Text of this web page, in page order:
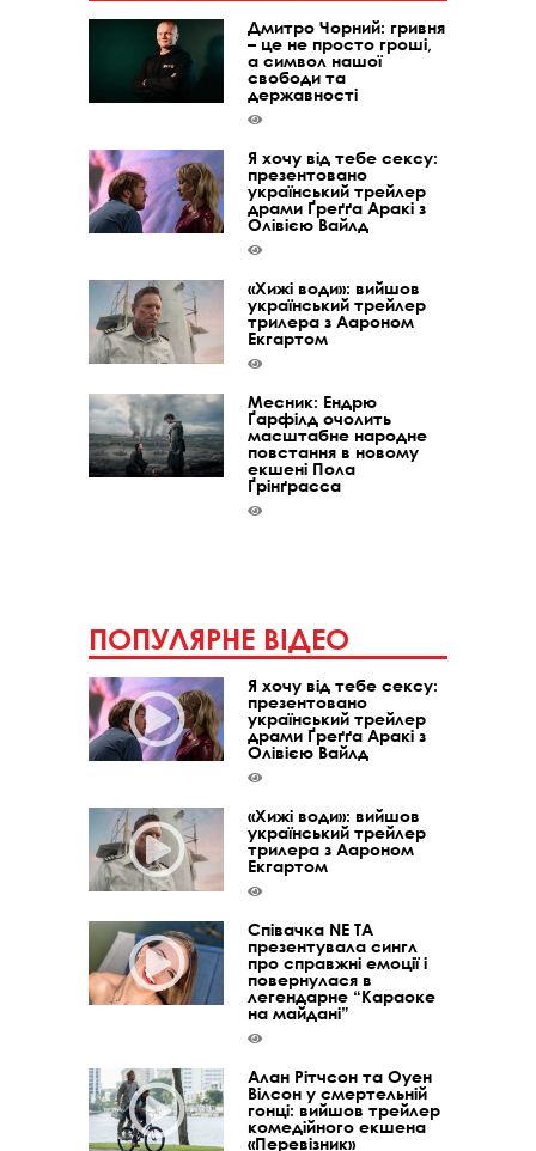
Дмитро Чорний: гривня
– це не просто гроші,
а символ нашої
свободи та
державності
Я хочу від тебе сексу:
презентовано
український трейлер
драми Ґреґґа Аракі з
Олівією Вайлд
«Хижі води»: вийшов
український трейлер
трилера з Аароном
Екгартом
Месник: Ендрю
Ґарфілд очолить
масштабне народне
повстання в новому
екшені Пола
Ґрінґрасса
ПОПУЛЯРНЕ ВІДЕО
Я хочу від тебе сексу:
презентовано
український трейлер
драми Ґреґґа Аракі з
Олівією Вайлд
«Хижі води»: вийшов
український трейлер
трилера з Аароном
Екгартом
Співачка NE TA
презентувала сингл
про справжні емоції і
повернулася в
легендарне “Караоке
на майдані”
Алан Рітчсон та Оуен
Вілсон у смертельній
гонці: вийшов трейлер
комедійного екшена
«Перевізник»